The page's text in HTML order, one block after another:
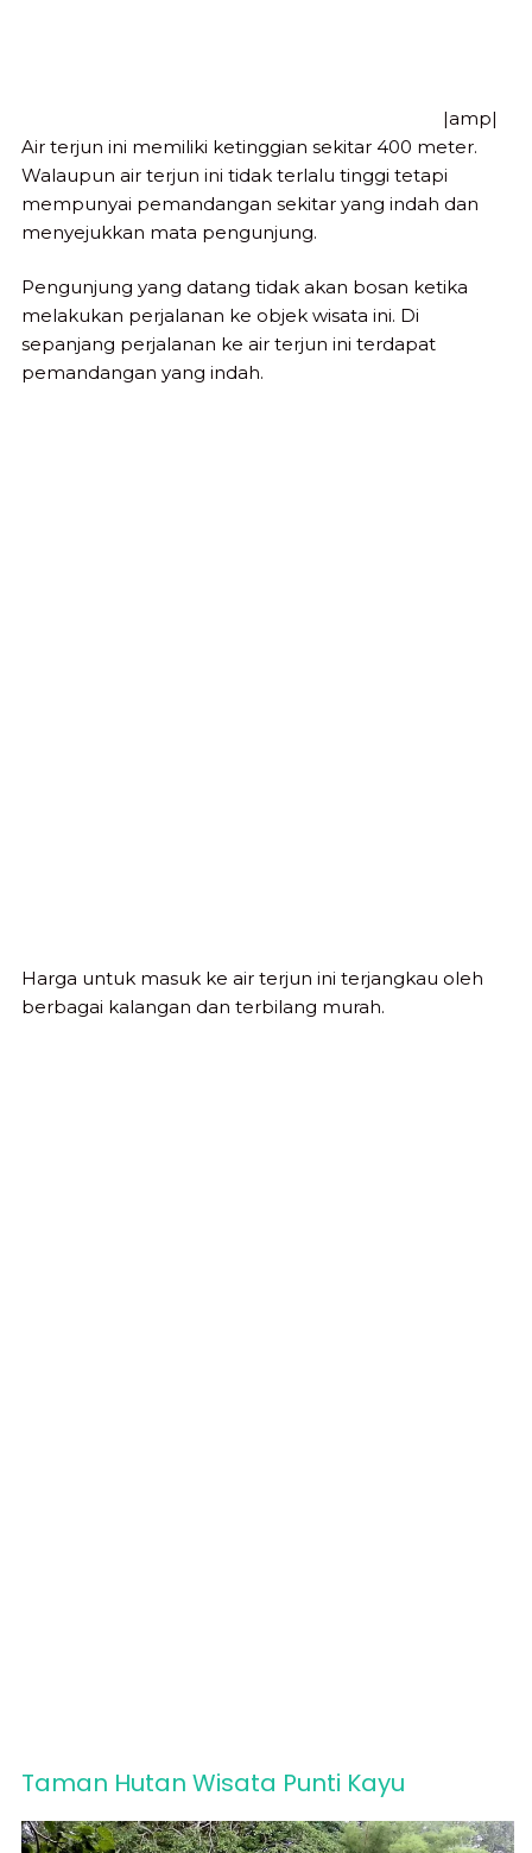
|amp|
Air terjun ini memiliki ketinggian sekitar 400 meter.
Walaupun air terjun ini tidak terlalu tinggi tetapi
mempunyai pemandangan sekitar yang indah dan
menyejukkan mata pengunjung.
Pengunjung yang datang tidak akan bosan ketika
melakukan perjalanan ke objek wisata ini. Di
sepanjang perjalanan ke air terjun ini terdapat
pemandangan yang indah.
Harga untuk masuk ke air terjun ini terjangkau oleh
berbagai kalangan dan terbilang murah.
Taman Hutan Wisata Punti Kayu